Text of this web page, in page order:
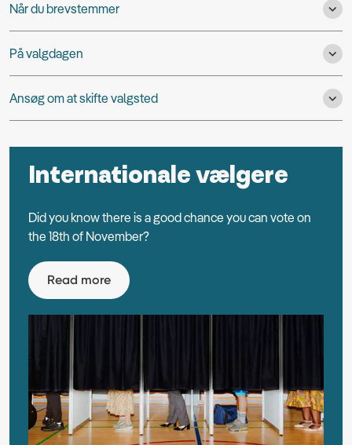
Når du brevstemmer
På valgdagen
Ansøg om at skifte valgsted
Internationale vælgere
Did you know there is a good chance you can vote on
the 18th of November?
Read more